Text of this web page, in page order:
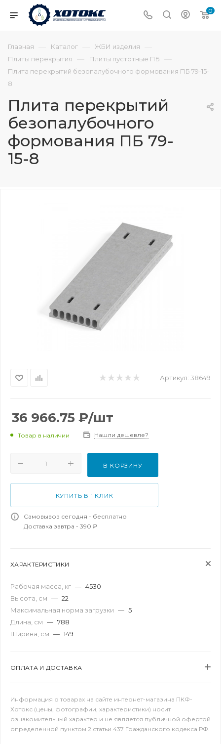
0
Главная — Каталог — ЖБИ изделия —
Плиты перекрытия — Плиты пустотные ПБ —
Плита перекрытий безопалубочного формования ПБ 79-15-
8
Плита перекрытий
безопалубочного
формования ПБ 79-
15-8
Артикул: 38649
36 966.75 ₽/шт
Товар в наличии Нашли дешевле?
В КОРЗИНУ
КУПИТЬ В 1 КЛИК
Самовывоз сегодня - бесплатно
Доставка завтра - 390 ₽
ХАРАКТЕРИСТИКИ
Рабочая масса, кг — 4530
Высота, см — 22
Максимальная норма загрузки — 5
Длина, см — 788
Ширина, см — 149
ОПЛАТА И ДОСТАВКА
Информация о товарах на сайте интернет-магазина ПКФ-
Хотокс (цены, фотографии, характеристики) носит
ознакомительный характер и не является публичной офертой
определенной пунктом 2 статьи 437 Гражданского кодекса РФ.